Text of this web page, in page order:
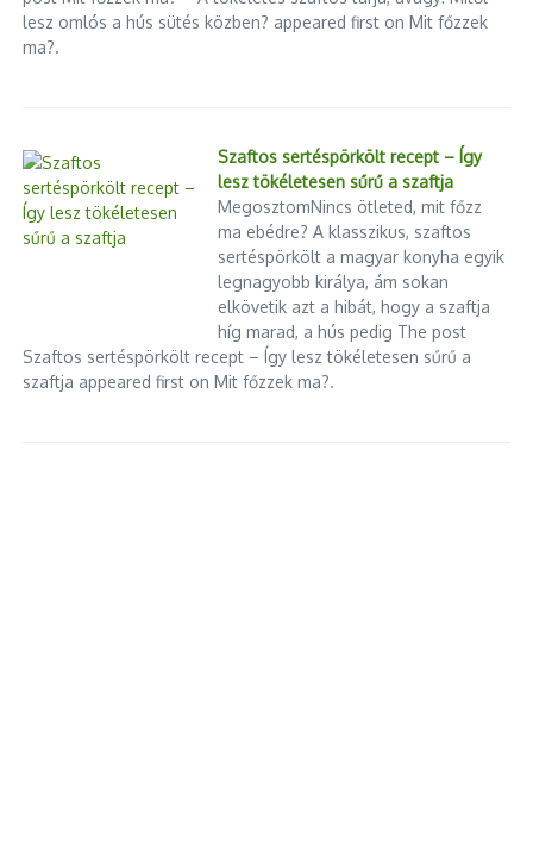
lesz omlós a hús sütés közben? appeared first on Mit főzzek
ma?.
Szaftos sertéspörkölt recept – Így
lesz tökéletesen sűrű a szaftja
MegosztomNincs ötleted, mit főzz
ma ebédre? A klasszikus, szaftos
sertéspörkölt a magyar konyha egyik
legnagyobb királya, ám sokan
elkövetik azt a hibát, hogy a szaftja
híg marad, a hús pedig The post
Szaftos sertéspörkölt recept – Így lesz tökéletesen sűrű a
szaftja appeared first on Mit főzzek ma?.